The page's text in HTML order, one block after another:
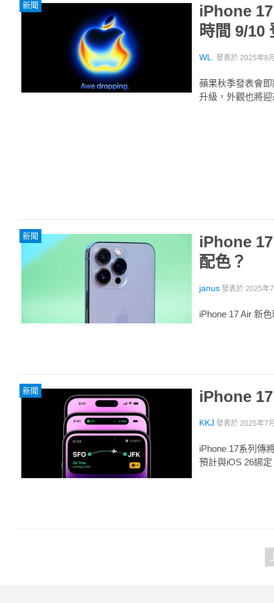
新聞
iPhone
時間 9/10
WL. 發表於 2025年8
蘋果秋季發表會
升級，外觀也將
新聞
iPhone
配色？
janus 發表於 2025年
iPhone 17 Air 新
新聞 iPhone
KKJ 發表於 2025年7
iPhone 17系列傳
預計與iOS 26綁